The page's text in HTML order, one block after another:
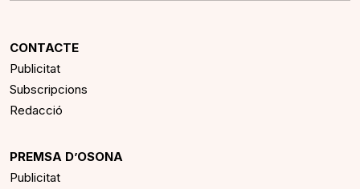
CONTACTE
Publicitat
Subscripcions
Redacció
PREMSA D’OSONA
Publicitat